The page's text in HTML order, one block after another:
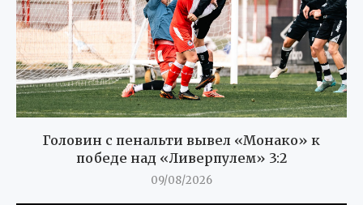
Головин с пенальти вывел «Монако» к
победе над «Ливерпулем» 3:2
09/08/2026